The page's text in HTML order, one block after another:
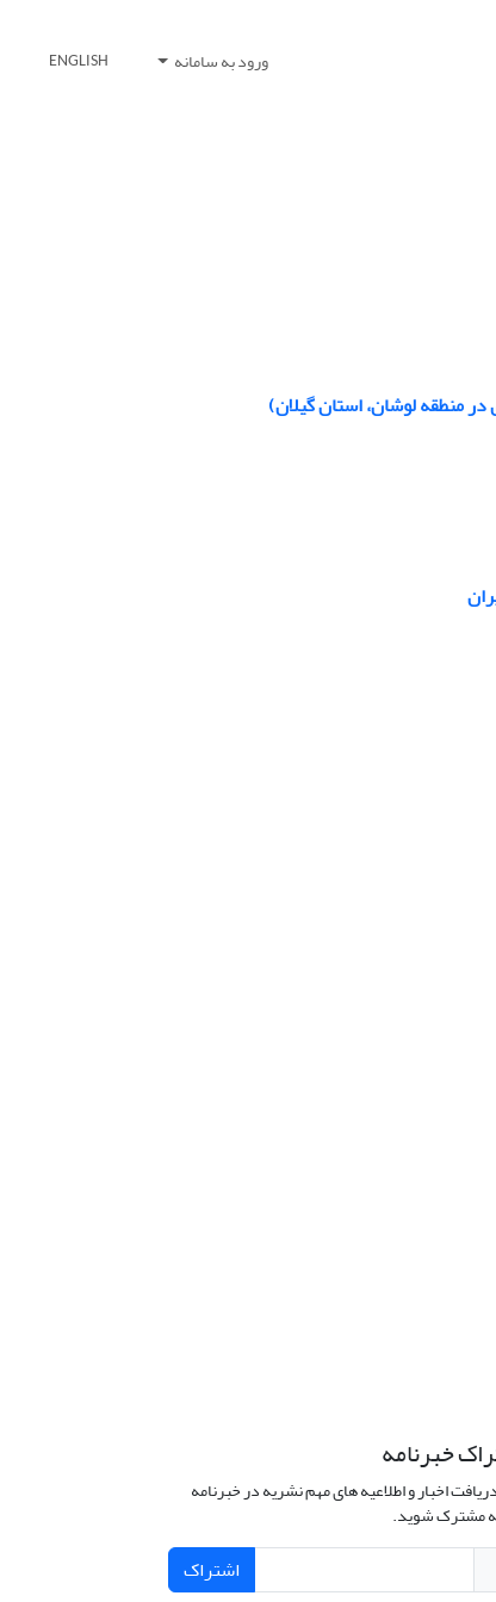
ورود به سامانه ENGLISH
منطقه لوشان، استان گیلان)
خبرنامه
اخبار و اطلاعیه های مهم نشریه در خبرنامه
مشترک شوید.
اشتراک